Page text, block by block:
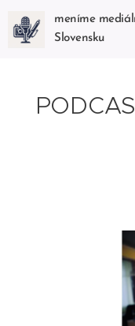
meníme
Slovensku